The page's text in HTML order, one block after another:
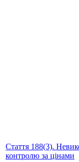
Стаття 188(3).
контролю за цінами